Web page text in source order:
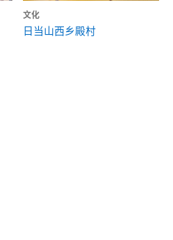
文化
日当山西乡殿村